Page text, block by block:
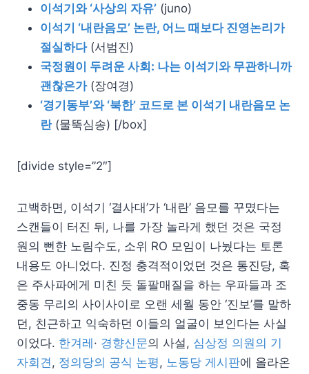
이석기와 ‘사상의 자유’ (juno)
이석기 ‘내란음모’ 논란, 어느 때보다 진영논리가
절실하다(서범진)
국정원이 두려운 사회: 나는 이석기와 무관하니까
괜찮은가(장여경)
‘경기동부’와 ‘북한’ 코드로 본 이석기 내란음모 논
란(물뚝심송) [/box]
[divide style=”2″]
고백하면, 이석기 ‘결사대’가 ‘내란’ 음모를 꾸몄다는
스캔들이 터진 뒤, 나를 가장 놀라게 했던 것은 국정
원의 뻔한 노림수도, 소위 RO 모임이 나눴다는 토론
내용도 아니었다. 진정 충격적이었던 것은 통진당, 혹
은 주사파에게 미친 듯 돌팔매질을 하는 우파들과 조
중동 무리의 사이사이로 오랜 세월 동안 ‘진보’를 말하
던, 친근하고 익숙하던 이들의 얼굴이 보인다는 사실
이었다. 한겨레 · 경향신문의 사설, 심상정 의원의 기
자회견, 정의당의 공식 논평, 노동당 게시판에 올라온